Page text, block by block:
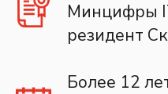
Минцифры
резидент
Более 12